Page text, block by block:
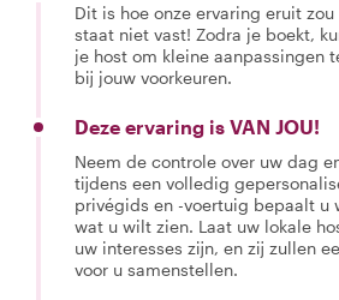
Dit is hoe onze ervaring eruit
staat niet vast! Zodra je boekt,
je host om kleine aanpassingen
bij jouw voorkeuren.
Deze ervaring is VAN JOU!
Neem de controle over uw dag
tijdens een volledig
privégids en -voertuig bepaalt u
wat u wilt zien. Laat uw lokale
uw interesses zijn, en zij zullen
voor u samenstellen.